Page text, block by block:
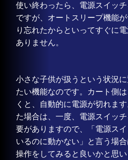
使い終わったら、電源スイッ
ですが、オートスリープ機能
り忘れたからといってすぐに
ありません。
小さな子供が扱うという状況
たい機能なのです。カート側
くと、自動的に電源が切れま
た場合は、一度、電源スイッ
要がありますので、「電源ス
いるのに動かない」と言う場
操作をしてみると良いかと思い